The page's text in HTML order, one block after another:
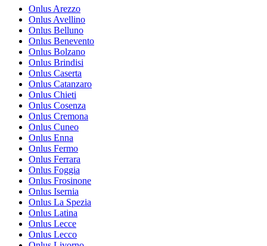
Onlus Arezzo
Onlus Avellino
Onlus Belluno
Onlus Benevento
Onlus Bolzano
Onlus Brindisi
Onlus Caserta
Onlus Catanzaro
Onlus Chieti
Onlus Cosenza
Onlus Cremona
Onlus Cuneo
Onlus Enna
Onlus Fermo
Onlus Ferrara
Onlus Foggia
Onlus Frosinone
Onlus Isernia
Onlus La Spezia
Onlus Latina
Onlus Lecce
Onlus Lecco